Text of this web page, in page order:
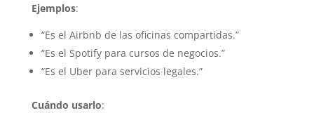
Ejemplos:
“Es el Airbnb de las oficinas compartidas.”
“Es el Spotify para cursos de negocios.”
“Es el Uber para servicios legales.”
Cuándo usarlo: